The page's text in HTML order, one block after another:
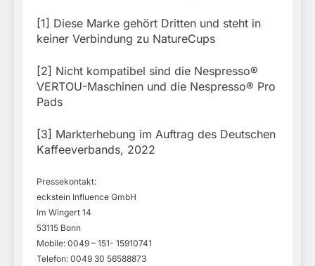
[1] Diese Marke gehört Dritten und steht in
keiner Verbindung zu NatureCups
[2] Nicht kompatibel sind die Nespresso®
VERTOU-Maschinen und die Nespresso® Pro
Pads
[3] Markterhebung im Auftrag des Deutschen
Kaffeeverbands, 2022
Pressekontakt:
eckstein Influence GmbH
Im Wingert 14
53115 Bonn
Mobile: 0049 – 151- 15910741
Telefon: 0049 30 56588873